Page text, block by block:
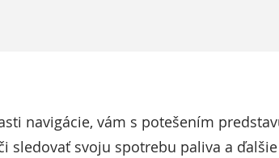
navigácie, vám s potešením
sledovať svoju spotrebu paliva a